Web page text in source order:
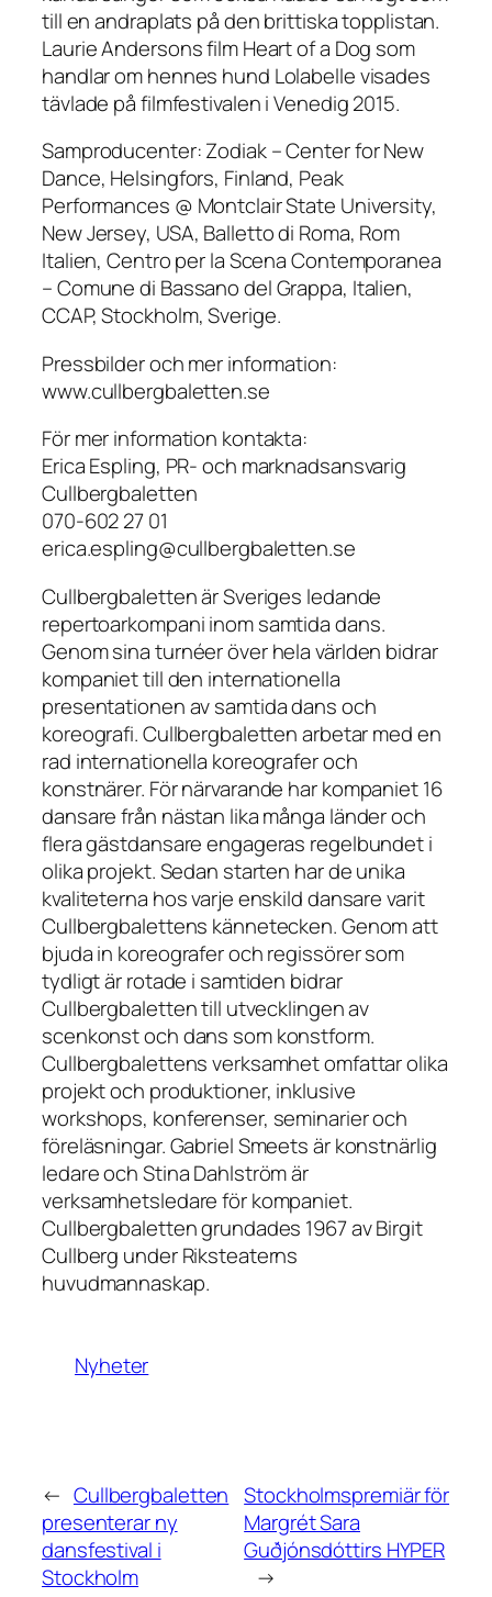
till en andraplats på den brittiska topplistan.
Laurie Andersons film Heart of a Dog som
handlar om hennes hund Lolabelle visades
tävlade på filmfestivalen i Venedig 2015.
Samproducenter: Zodiak – Center for New
Dance, Helsingfors, Finland, Peak
Performances @ Montclair State University,
New Jersey, USA, Balletto di Roma, Rom
Italien, Centro per la Scena Contemporanea
– Comune di Bassano del Grappa, Italien,
CCAP, Stockholm, Sverige.
Pressbilder och mer information:
www.cullbergbaletten.se
För mer information kontakta:
Erica Espling, PR- och marknadsansvarig
Cullbergbaletten
070-602 27 01
erica.espling@cullbergbaletten.se
Cullbergbaletten är Sveriges ledande
repertoarkompani inom samtida dans.
Genom sina turnéer över hela världen bidrar
kompaniet till den internationella
presentationen av samtida dans och
koreografi. Cullbergbaletten arbetar med en
rad internationella koreografer och
konstnärer. För närvarande har kompaniet 16
dansare från nästan lika många länder och
flera gästdansare engageras regelbundet i
olika projekt. Sedan starten har de unika
kvaliteterna hos varje enskild dansare varit
Cullbergbalettens kännetecken. Genom att
bjuda in koreografer och regissörer som
tydligt är rotade i samtiden bidrar
Cullbergbaletten till utvecklingen av
scenkonst och dans som konstform.
Cullbergbalettens verksamhet omfattar olika
projekt och produktioner, inklusive
workshops, konferenser, seminarier och
föreläsningar. Gabriel Smeets är konstnärlig
ledare och Stina Dahlström är
verksamhetsledare för kompaniet.
Cullbergbaletten grundades 1967 av Birgit
Cullberg under Riksteaterns
huvudmannaskap.
Nyheter
← Cullbergbaletten
presenterar ny
dansfestival i
Stockholm
Stockholmspremiär för
Margrét Sara
Guðjónsdóttirs HYPER
→